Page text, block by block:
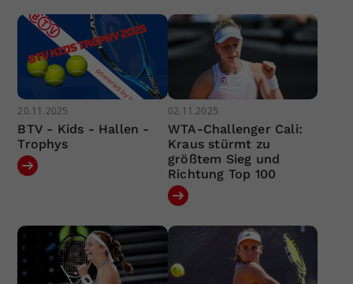
20.11.2025
BTV - Kids - Hallen -
Trophys
02.11.2025
WTA-Challenger Cali:
Kraus stürmt zu
größtem Sieg und
Richtung Top 100